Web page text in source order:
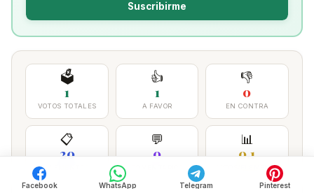
Suscribirme
🗳️
1
VOTOS TOTALES
👍
1
A FAVOR
👎
0
EN CONTRA
📋
20
ELEMENTOS
💬
0
📊
0.1
VOTOS/ELEMENTO
Facebook WhatsApp Telegram Pinterest